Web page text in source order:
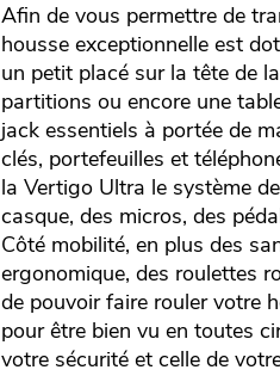
Afin de vous permettre de
housse exceptionnelle est
un petit placé sur la tête de
partitions ou encore une
jack essentiels à portée de
clés, portefeuilles et
la Vertigo Ultra le système
casque, des micros, des
Côté mobilité, en plus des
ergonomique, des roulettes
de pouvoir faire rouler votre
pour être bien vu en toutes
votre sécurité et celle de